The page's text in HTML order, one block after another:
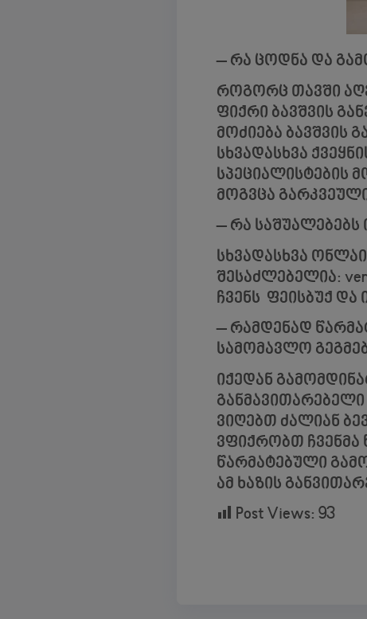
– რა ცოდნა და
როგორც თავში
ფიქრი ბავშვის
მოძიება ბავშვის
სხვადასხვა
სპეციალისტების
მოგვცა
– რა
სხვადასხვა
შესაძლებელია:
ჩვენს ფეისბუქ და
– რამდენად
სამომავლო
იქედან
ვიღებთ ძალიან
ვფიქრობთ ჩვენმა
წარმატებული
ამ ხაზის
Post Views: 93